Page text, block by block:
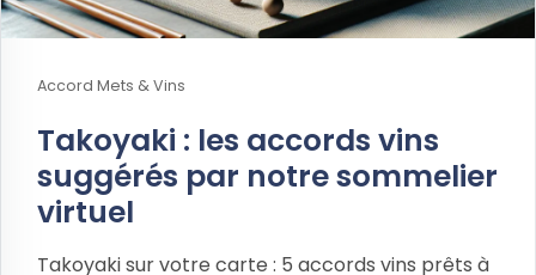
Accord Mets & Vins
Takoyaki : les accords vins
suggérés par notre sommelier
virtuel
Takoyaki sur votre carte : 5 accords vins prêts à